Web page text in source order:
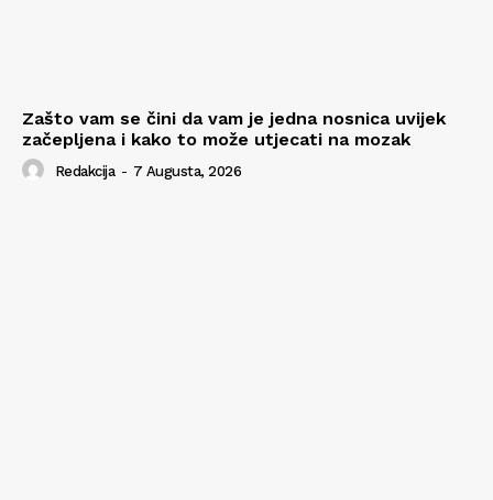
Zašto vam se čini da vam je jedna nosnica uvijek
začepljena i kako to može utjecati na mozak
Redakcija - 7 Augusta, 2026